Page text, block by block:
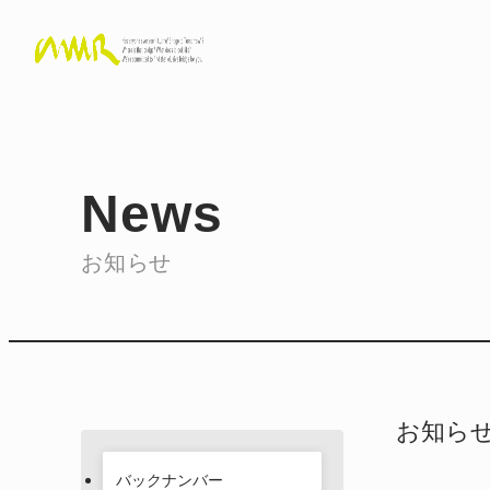
News
お知らせ
バックナンバー
お知ら